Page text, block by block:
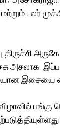
பலர்
திருச்சி
அசலாக
இசையை
பங்கு